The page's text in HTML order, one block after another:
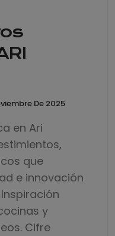
De 2025
en Ari
que
e innovación
y
Cifre